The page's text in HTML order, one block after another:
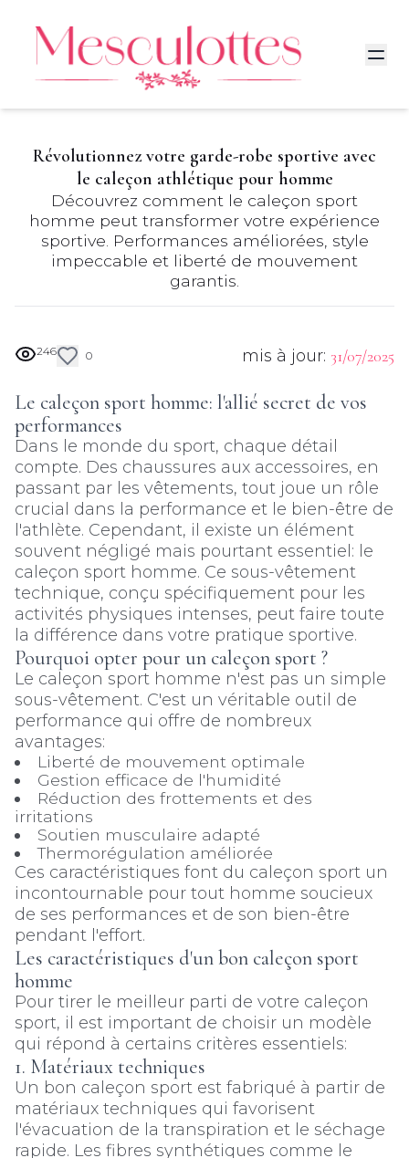
Révolutionnez votre garde-robe sportive avec
le caleçon athlétique pour homme
Découvrez comment le caleçon sport
homme peut transformer votre expérience
sportive. Performances améliorées, style
impeccable et liberté de mouvement
garantis.
246 0 mis à jour: 31/07/2025
Le caleçon sport homme: l'allié secret de vos
performances
Dans le monde du sport, chaque détail
compte. Des chaussures aux accessoires, en
passant par les vêtements, tout joue un rôle
crucial dans la performance et le bien-être de
l'athlète. Cependant, il existe un élément
souvent négligé mais pourtant essentiel: le
caleçon sport homme. Ce sous-vêtement
technique, conçu spécifiquement pour les
activités physiques intenses, peut faire toute
la différence dans votre pratique sportive.
Pourquoi opter pour un caleçon sport ?
Le caleçon sport homme n'est pas un simple
sous-vêtement. C'est un véritable outil de
performance qui offre de nombreux
avantages:
Liberté de mouvement optimale
Gestion efficace de l'humidité
Réduction des frottements et des
irritations
Soutien musculaire adapté
Thermorégulation améliorée
Ces caractéristiques font du caleçon sport un
incontournable pour tout homme soucieux
de ses performances et de son bien-être
pendant l'effort.
Les caractéristiques d'un bon caleçon sport
homme
Pour tirer le meilleur parti de votre caleçon
sport, il est important de choisir un modèle
qui répond à certains critères essentiels:
1. Matériaux techniques
Un bon caleçon sport est fabriqué à partir de
matériaux techniques qui favorisent
l'évacuation de la transpiration et le séchage
rapide. Les fibres synthétiques comme le